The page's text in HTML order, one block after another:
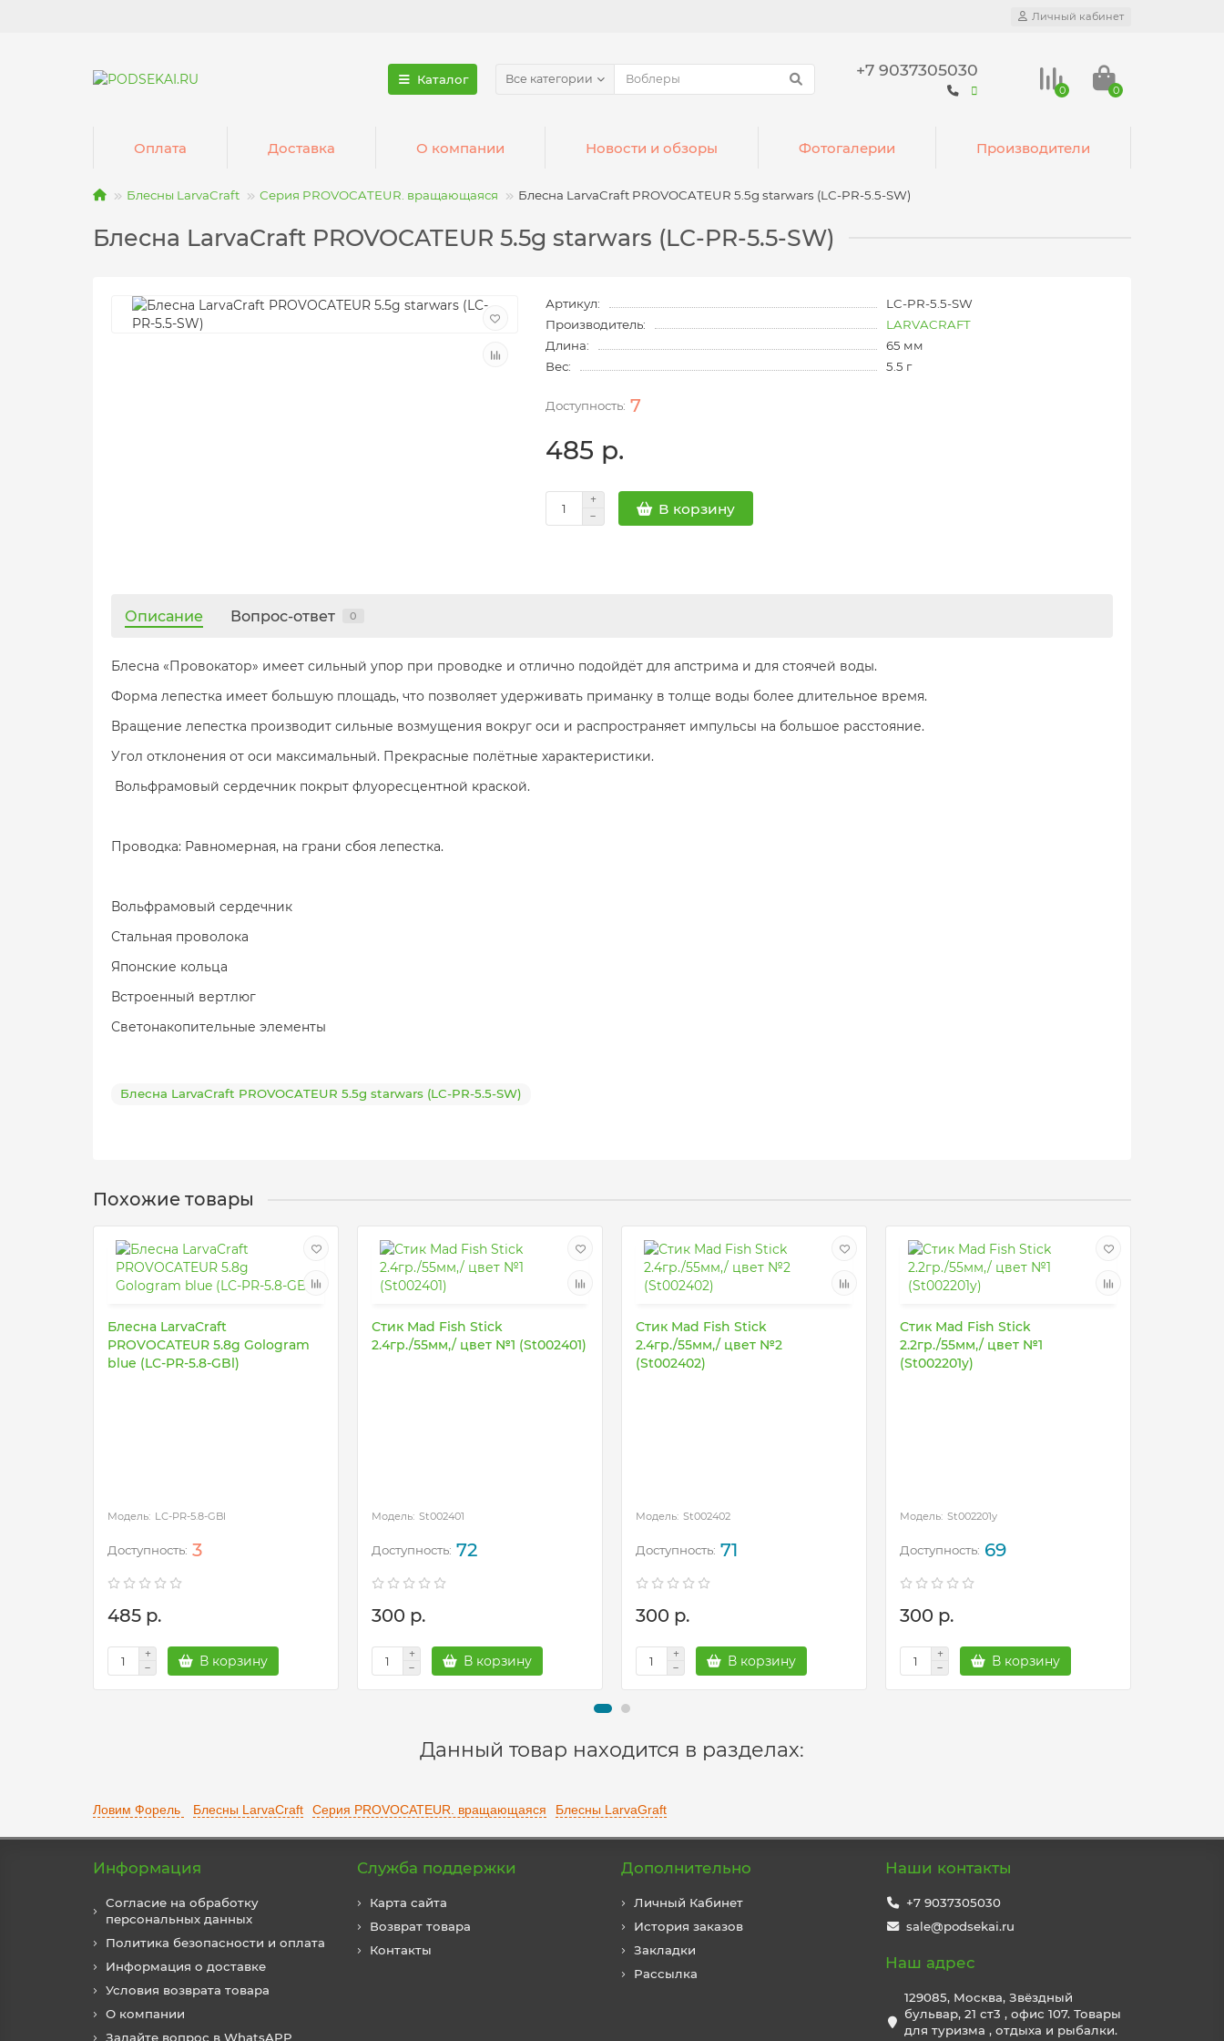
Личный кабинет
Каталог Все категории +7 9037305030
0 0
Оплата Доставка О компании Новости и обзоры Фотогалерии Производители
Блесны LarvaCraft Серия PROVOCATEUR. вращающаяся Блесна LarvaCraft PROVOCATEUR 5.5g starwars (LC-PR-5.5-SW)
Блесна LarvaCraft PROVOCATEUR 5.5g starwars (LC-PR-5.5-SW)
Артикул:
LC-PR-5.5-SW
Производитель:
LARVACRAFT
Длина:
65 мм
Вес:
5.5 г
7
485 р.
В корзину
Описание Вопрос-ответ 0
Блесна «Провокатор» имеет сильный упор при проводке и отлично подойдёт для апстрима и для стоячей воды.
Форма лепестка имеет большую площадь, что позволяет удерживать приманку в толще воды более длительное время.
Вращение лепестка производит сильные возмущения вокруг оси и распространяет импульсы на большое расстояние.
Угол отклонения от оси максимальный. Прекрасные полётные характеристики.
Вольфрамовый сердечник покрыт флуоресцентной краской.
Проводка: Равномерная, на грани сбоя лепестка.
Вольфрамовый сердечник
Стальная проволока
Японские кольца
Встроенный вертлюг
Светонакопительные элементы
Блесна LarvaCraft PROVOCATEUR 5.5g starwars (LC-PR-5.5-SW)
Похожие товары
Блесна LarvaCraft
PROVOCATEUR 5.8g Gologram
blue (LC-PR-5.8-GBl)
LC-PR-5.8-GBl
3
485 р.
В корзину
Стик Mad Fish Stick
2.4гр./55мм,/ цвет №1 (St002401)
St002401
72
300 р.
В корзину
Стик Mad Fish Stick
2.4гр./55мм,/ цвет №2
(St002402)
St002402
71
300 р.
В корзину
Стик Mad Fish Stick
2.2гр./55мм,/ цвет №1
(St002201y)
St002201y
69
300 р.
В корзину
Данный товар находится в разделах:
Ловим Форель Блесны LarvaCraft Серия PROVOCATEUR. вращающаяся Блесны LarvaGraft
Информация
Согласие на обработку
персональных данных
Политика безопасности и оплата
Информация о доставке
Условия возврата товара
О компании
Задайте вопрос в WhatsAPP
Служба поддержки
Карта сайта
Возврат товара
Контакты
Дополнительно
Личный Кабинет
История заказов
Закладки
Рассылка
Наши контакты
+7 9037305030
sale@podsekai.ru
Наш адрес
129085, Москва, Звёздный
бульвар, 21 ст3 , офис 107. Товары
для туризма , отдыха и рыбалки.